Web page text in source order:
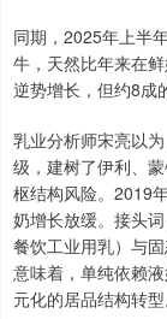
同期，2025年上半
牛，天然比年来在
逆势增长，但约8成
乳业分析师宋亮以
级，建树了伊利、
枢结构风险。2019
奶增长放缓。接头
餐饮工业用乳）与
意味着，单纯依赖
元化的居品结构转型